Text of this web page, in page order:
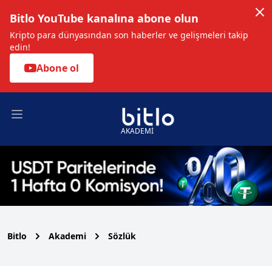
Bitlo YouTube kanalına abone olun
Kripto para dünyasından son haberler ve gelişmeleri takip
edin!
Abone ol
Open main menu
AKADEMİ
Bitlo Akademi Sözlük